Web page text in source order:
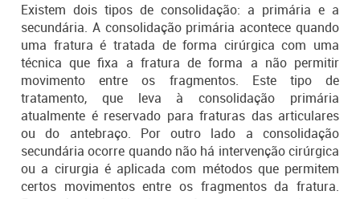
Existem dois tipos de consolidação: a primária e a
secundária. A consolidação primária acontece quando
uma fratura é tratada de forma cirúrgica com uma
técnica que fixa a fratura de forma a não permitir
movimento entre os fragmentos. Este tipo de
tratamento, que leva à consolidação primária
atualmente é reservado para fraturas das articulares
ou do antebraço. Por outro lado a consolidação
secundária ocorre quando não há intervenção cirúrgica
ou a cirurgia é aplicada com métodos que permitem
certos movimentos entre os fragmentos da fratura.